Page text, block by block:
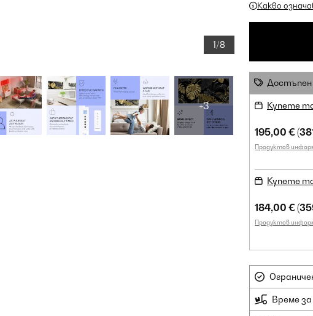
1/8
+3
Какво
Достъпен
Купете
195,00 €
Продуктов
Купете
184,00 €
Продуктов
Време